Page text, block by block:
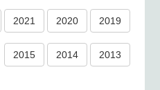
2021 2020 2019
2015 2014 2013